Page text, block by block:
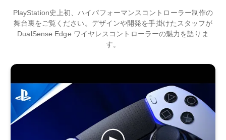
PlayStation史上初、ハイパフォーマンスコントローラー制作の
舞台裏をご覧ください。デザインや開発を手掛けたスタッフが
DualSense Edge ワイヤレスコントローラーの魅力を語りま
す。